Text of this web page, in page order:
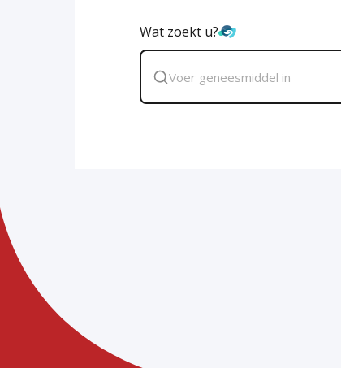
Wat zoekt u?
Zoek
geneesmiddel